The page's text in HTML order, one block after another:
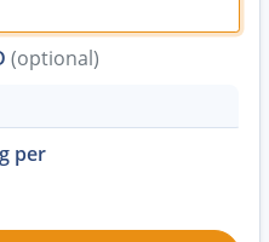
(optional)
per